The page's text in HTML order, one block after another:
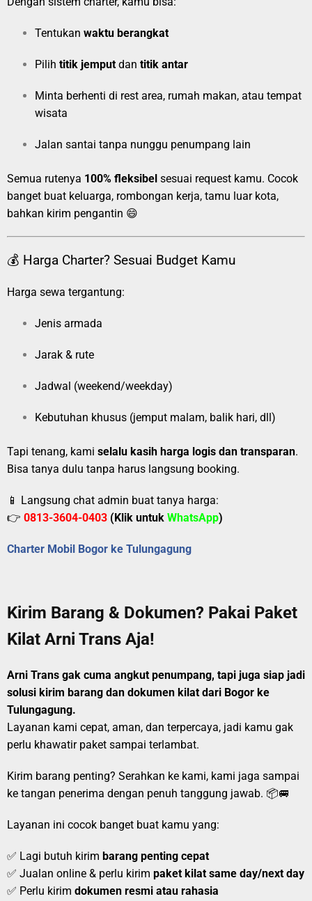
Tentukan waktu berangkat
Pilih titik jemput dan titik antar
Minta berhenti di rest area, rumah makan, atau tempat
wisata
Jalan santai tanpa nunggu penumpang lain
Semua rutenya 100% fleksibel sesuai request kamu. Cocok
banget buat keluarga, rombongan kerja, tamu luar kota,
bahkan kirim pengantin 😄
💰 Harga Charter? Sesuai Budget Kamu
Harga sewa tergantung:
Jenis armada
Jarak & rute
Jadwal (weekend/weekday)
Kebutuhan khusus (jemput malam, balik hari, dll)
Tapi tenang, kami selalu kasih harga logis dan transparan.
Bisa tanya dulu tanpa harus langsung booking.
📱 Langsung chat admin buat tanya harga:
👉 0813-3604-0403 (Klik untuk WhatsApp)
Charter Mobil Bogor ke Tulungagung
Kirim Barang & Dokumen? Pakai Paket
Kilat Arni Trans Aja!
Arni Trans gak cuma angkut penumpang, tapi juga siap jadi
solusi kirim barang dan dokumen kilat dari Bogor ke
Tulungagung.
Layanan kami cepat, aman, dan terpercaya, jadi kamu gak
perlu khawatir paket sampai terlambat.
Kirim barang penting? Serahkan ke kami, kami jaga sampai
ke tangan penerima dengan penuh tanggung jawab. 📦🚐
Layanan ini cocok banget buat kamu yang:
✅ Lagi butuh kirim barang penting cepat
✅ Jualan online & perlu kirim paket kilat same day/next day
✅ Perlu kirim dokumen resmi atau rahasia